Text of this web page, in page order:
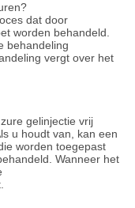
dat door
worden behandeld.
behandeling
vergt over het
gelinjectie vrij
u houdt van, kan een
worden toegepast
Wanneer het